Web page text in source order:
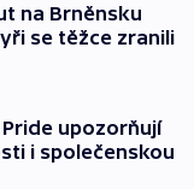
na Brněnsku
se těžce zranili
upozorňují
i společenskou